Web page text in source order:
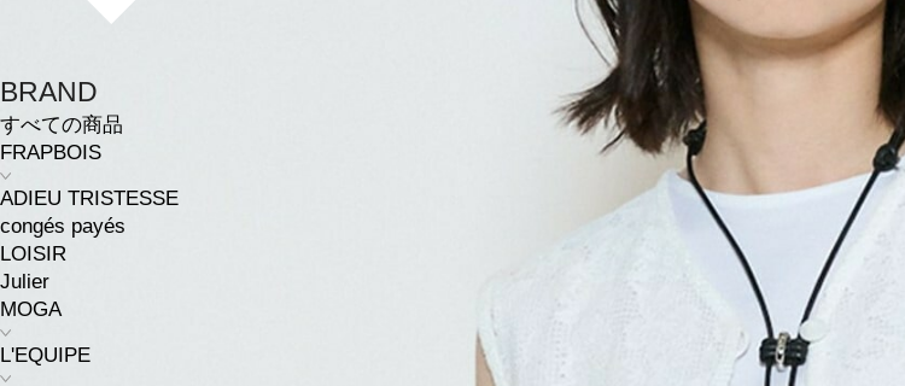
BRAND
すべての商品
FRAPBOIS
ADIEU TRISTESSE
congés payés
LOISIR
Julier
MOGA
L'EQUIPE